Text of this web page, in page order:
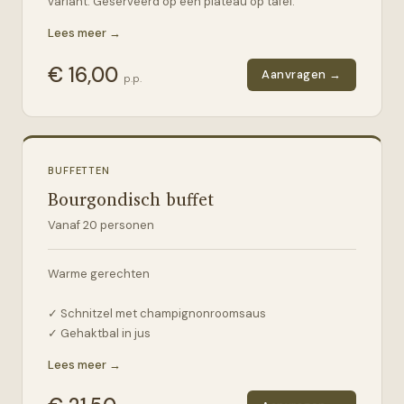
– Drinksoepje: soep van de dag
– Broodje roomkaas gegrilde courgette en walnoten
Padano, tuinbonen & rucola
– Gerookte zalm, avocadocrème, cripy chilli oil,
Lees meer →
€ 16,00 p.p. Aanvragen →
BUFFETTEN
Bourgondisch buffet
Vanaf20 personen
Warme gerechten
✓ Schnitzel met champignonroomsaus
✓ Gehaktbal in jus
✓ Kippendijen in satésaus
Lees meer →